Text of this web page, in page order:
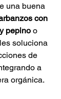
una buena
con
pepino o
soluciona
de
a
orgánica.